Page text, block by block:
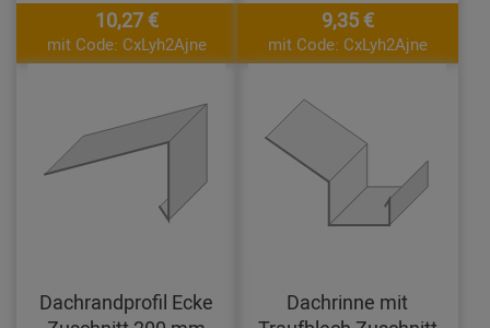
10,27 €
mit Code: CxLyh2Ajne
9,35 €
mit Code: CxLyh2Ajne
Dachrandprofil Ecke
Dachrinne mit